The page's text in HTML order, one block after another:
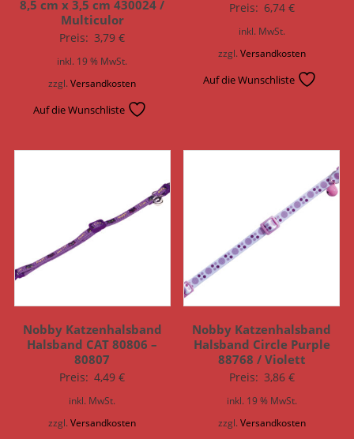
8,5 cm x 3,5 cm 430024 /
Multiculor
Preis: 3,79€
inkl. 19 % MwSt.
zzgl.Versandkosten
Auf die Wunschliste
Preis: 6,74 €
inkl. MwSt.
zzgl.Versandkosten
Auf die Wunschliste
Nobby Katzenhalsband
Halsband CAT 80806 –
80807
Preis: 4,49€
inkl. MwSt.
zzgl.Versandkosten
Nobby Katzenhalsband
Halsband Circle Purple
88768 / Violett
Preis: 3,86 €
inkl. 19 % MwSt.
zzgl. Versandkosten